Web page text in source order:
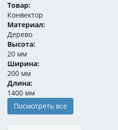
Товар:
Конвектор
Материал:
Дерево
Высота:
20 мм
Ширина:
200 мм
Длина:
1400 мм
Посмотреть все